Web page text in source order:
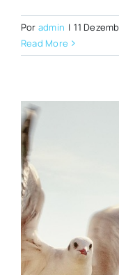
Por admin | 11
Read More